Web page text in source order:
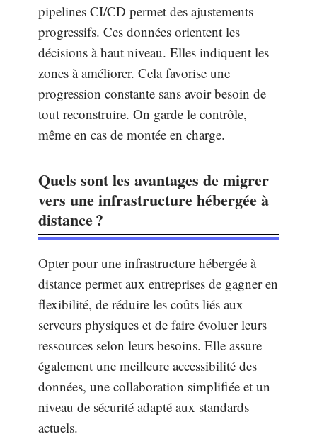
pipelines CI/CD permet des ajustements
progressifs. Ces données orientent les
décisions à haut niveau. Elles indiquent les
zones à améliorer. Cela favorise une
progression constante sans avoir besoin de
tout reconstruire. On garde le contrôle,
même en cas de montée en charge.
Quels sont les avantages de migrer
vers une infrastructure hébergée à
distance ?
Opter pour une infrastructure hébergée à
distance permet aux entreprises de gagner en
flexibilité, de réduire les coûts liés aux
serveurs physiques et de faire évoluer leurs
ressources selon leurs besoins. Elle assure
également une meilleure accessibilité des
données, une collaboration simplifiée et un
niveau de sécurité adapté aux standards
actuels.